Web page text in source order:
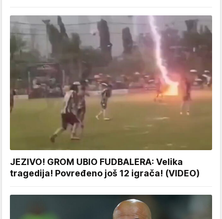
JEZIVO! GROM UBIO FUDBALERA: Velika
tragedija! Povređeno još 12 igrača! (VIDEO)